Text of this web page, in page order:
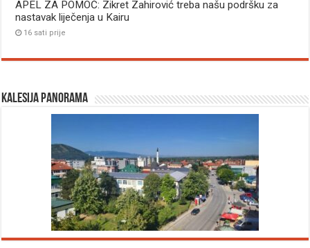
APEL ZA POMOĆ: Zikret Zahirović treba našu podršku za
nastavak liječenja u Kairu
16 sati prije
Kalesija panorama